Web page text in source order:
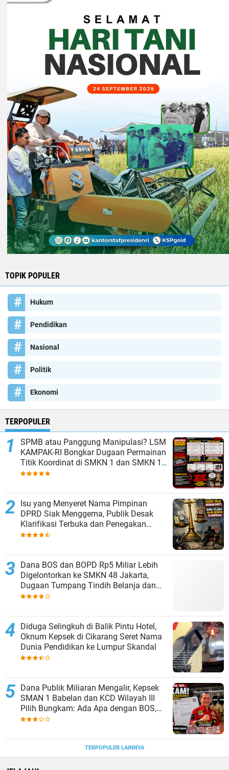
TOPIK POPULER
Hukum
Pendidikan
Nasional
Politik
Ekonomi
TERPOPULER
SPMB atau Panggung Manipulasi? LSM
KAMPAK-RI Bongkar Dugaan Permainan
Titik Koordinat di SMKN 1 dan SMKN 15
Kota Bekasi
Isu yang Menyeret Nama Pimpinan
DPRD Siak Menggema, Publik Desak
Klarifikasi Terbuka dan Penegakan
Hukum Bila Ada Bukti
Dana BOS dan BOPD Rp5 Miliar Lebih
Digelontorkan ke SMKN 48 Jakarta,
Dugaan Tumpang Tindih Belanja dan
Selisih Anggaran Memantik Tanda
Diduga Selingkuh di Balik Pintu Hotel,
Oknum Kepsek di Cikarang Seret Nama
Dunia Pendidikan ke Lumpur Skandal
Dana Publik Miliaran Mengalir, Kepsek
SMAN 1 Babelan dan KCD Wilayah III
Pilih Bungkam: Ada Apa dengan BOS,
BOPD, dan Revitalisasi Sekolah?
TERPOPULER LAINNYA